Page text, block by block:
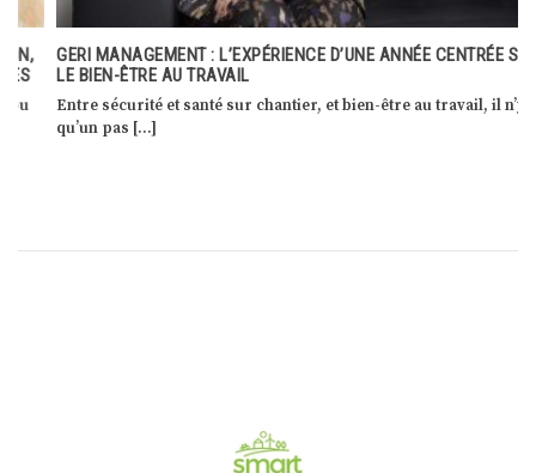
GERI MANAGEMENT : L’EXPÉRIENCE D’UNE ANNÉE CENTRÉE SUR
LE BIEN-ÊTRE AU TRAVAIL
Entre sécurité et santé sur chantier, et bien-être au travail, il n’y a
qu’un pas […]